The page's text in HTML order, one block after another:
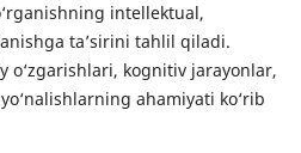
intellektual,
ta’sirini tahlil qiladi.
o‘zgarishlari, kognitiv jarayonlar,
ahamiyati ko‘rib